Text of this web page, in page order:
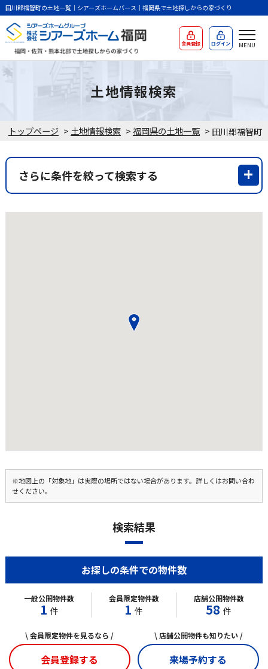
田川郡福智町の土地一覧｜シアーズホームバース｜福岡県で土地探しからの家づくり
会員登録 ログイン
トップページ > 土地情報検索 >福岡県の土地一覧 >
土地情報検索
さらに条件を絞って検索する
※地図上の「対象地」は実際の場所ではない場合があります。詳しくはお問い合わ
せください。
検索結果
お探しの条件での物件数
一般公開物件数
1 件
会員限定物件数
1 件
店舗公開物件数
58 件
\ 会員限定物件を見るなら /
会員登録する
\ 店舗公開物件も知りたい /
来場予約する